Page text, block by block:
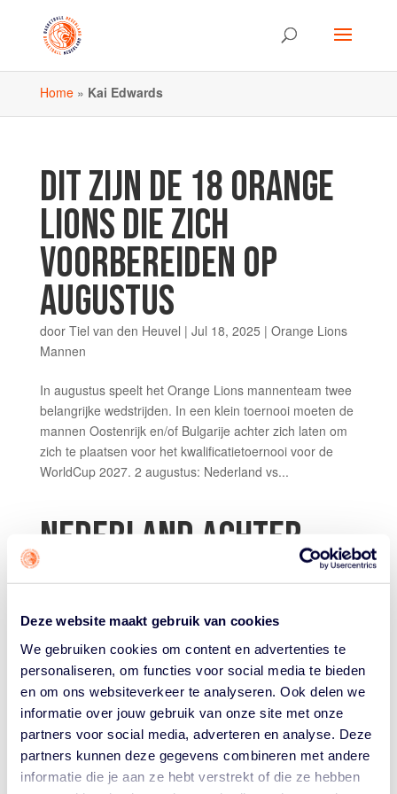
Deze website maakt gebruik van cookies
We gebruiken cookies om content en advertenties te
personaliseren, om functies voor social media te bieden
en om ons websiteverkeer te analyseren. Ook delen we
informatie over jouw gebruik van onze site met onze
partners voor social media, adverteren en analyse. Deze
partners kunnen deze gegevens combineren met andere
informatie die je aan ze hebt verstrekt of die ze hebben
Home» Kai Edwards
DIT ZIJN DE 18 ORANGE
LIONS DIE ZICH
VOORBEREIDEN OP
AUGUSTUS
door Tiel van den Heuvel | Jul 18, 2025 | Orange Lions
Mannen
In augustus speelt het Orange Lions mannenteam twee
belangrijke wedstrijden. In een klein toernooi moeten de
mannen Oostenrijk en/of Bulgarije achter zich laten om
zich te plaatsen voor het kwalificatietoernooi voor de
WorldCup 2027. 2 augustus: Nederland vs...
NEDERLAND ACHTER
GESLOTEN DEUREN
VOORBIJ CHINA IN GAME
2
Tiel van den Heuvel
Mannen
Het Nederlandse mannenteam oefende vanavond voor
de tweede keer in twee dagen tegen China. In de re-
match maakten een Chinese goaltend op een lay-up